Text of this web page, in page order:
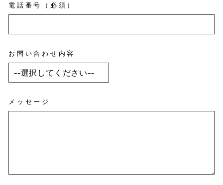
電話番号（必須）
お問い合わせ内容
メッセージ